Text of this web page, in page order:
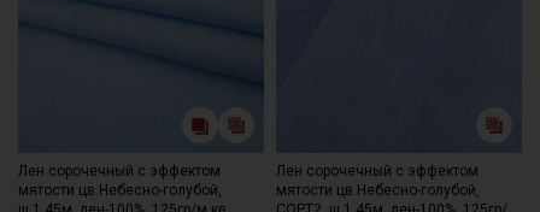
Лен сорочечный с эффектом
мятости цв.Небесно-голубой,
Лен сорочечный с эффектом
мятости цв.Небесно-голубой,